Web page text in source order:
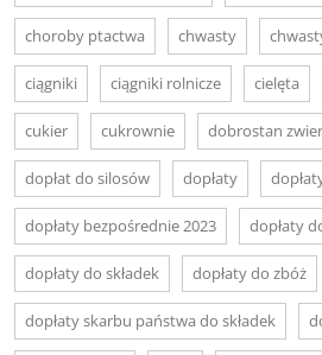
choroby ptactwa chwasty
ciągniki ciągniki rolnicze cielęta
cukier cukrownie dobrostan
dopłat do silosów dopłaty
dopłaty bezpośrednie 2023 dopłaty
dopłaty do składek dopłaty do zbóż
dopłaty skarbu państwa do składek